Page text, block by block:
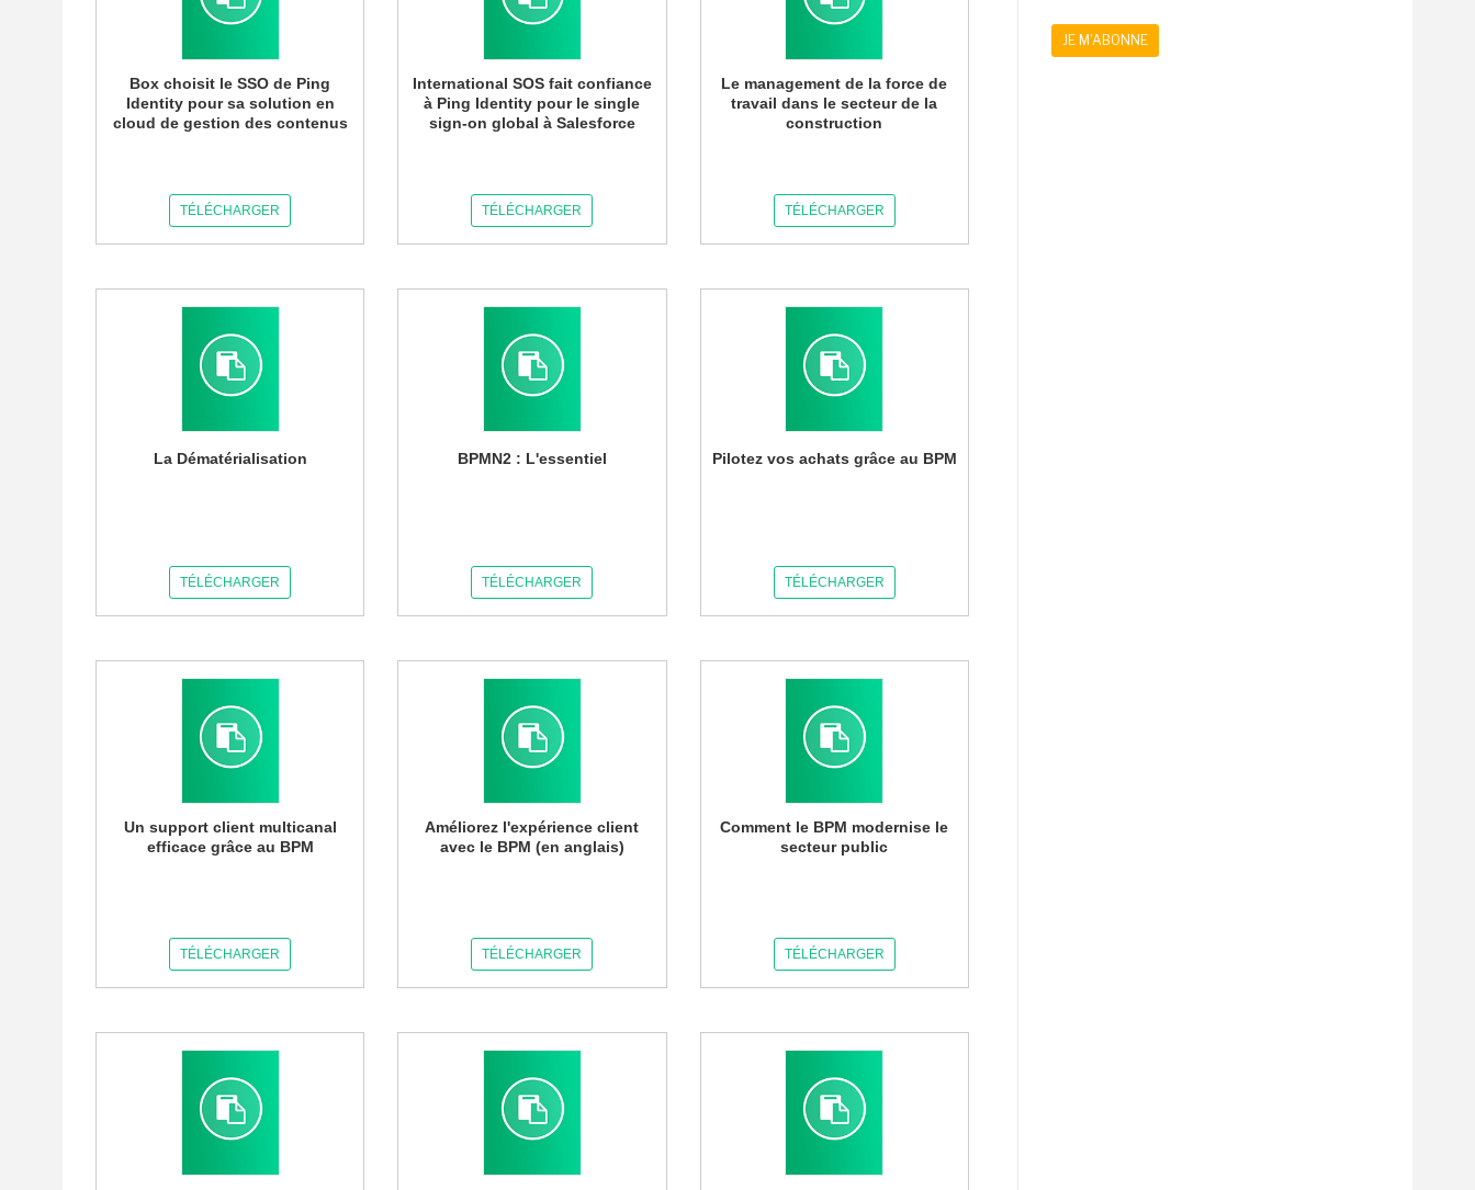
Box choisit le SSO de Ping
Identity pour sa solution en
cloud de gestion des contenus
TÉLÉCHARGER
International SOS fait confiance
à Ping Identity pour le single
sign-on global à Salesforce
TÉLÉCHARGER
Le management de la force de
travail dans le secteur de la
construction
TÉLÉCHARGER
La Dématérialisation
TÉLÉCHARGER
BPMN2 : L'essentiel
TÉLÉCHARGER
Pilotez vos achats grâce au BPM
TÉLÉCHARGER
Un support client multicanal
efficace grâce au BPM
TÉLÉCHARGER
Améliorez l'expérience client
avec le BPM (en anglais)
TÉLÉCHARGER
Comment le BPM modernise le
secteur public
TÉLÉCHARGER
JE M'ABONNE